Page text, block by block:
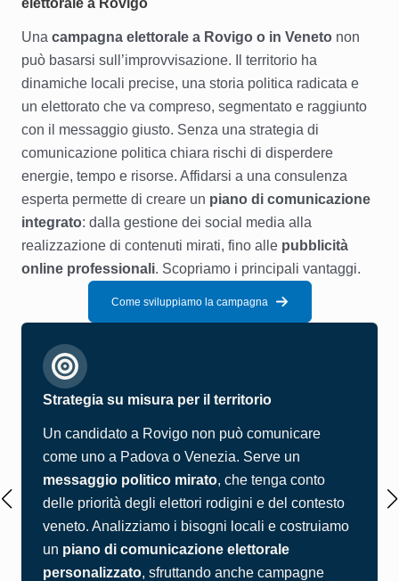
elettorale a Rovigo
Una campagna elettorale a Rovigo o in Veneto non
può basarsi sull’improvvisazione. Il territorio ha
dinamiche locali precise, una storia politica radicata e
un elettorato che va compreso, segmentato e raggiunto
con il messaggio giusto. Senza una strategia di
comunicazione politica chiara rischi di disperdere
energie, tempo e risorse. Affidarsi a una consulenza
esperta permette di creare un piano di comunicazione
integrato: dalla gestione dei social media alla
realizzazione di contenuti mirati, fino alle pubblicità
online professionali. Scopriamo i principali vantaggi.
Come sviluppiamo la campagna
Strategia su misura per il territorio
Un candidato a Rovigo non può comunicare
come uno a Padova o Venezia. Serve un
messaggio politico mirato, che tenga conto
delle priorità degli elettori rodigini e del contesto
veneto. Analizziamo i bisogni locali e costruiamo
un piano di comunicazione elettorale
personalizzato, sfruttando anche campagne